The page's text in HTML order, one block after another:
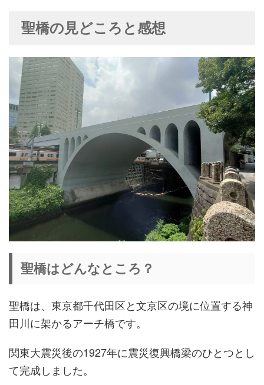
聖橋の見どころと感想
聖橋はどんなところ？
聖橋は、東京都千代田区と文京区の境に位置する神
田川に架かるアーチ橋です。
関東大震災後の1927年に震災復興橋梁のひとつとし
て完成しました。